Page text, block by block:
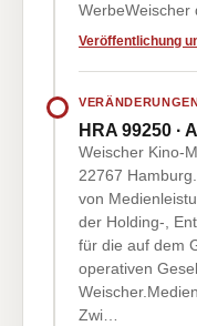
WerbeWeischer
Veröffentlichung
HRA 99250 ·
Weischer Kino-
22767
von
der Holding-,
für die auf dem
operativen
Zwi…